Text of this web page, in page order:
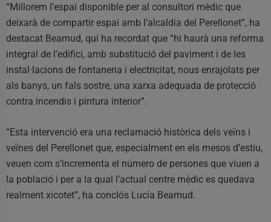
“Millorem l’espai disponible per al consultori mèdic que
deixarà de compartir espai amb l’alcaldia del Perellonet”, ha
destacat Beamud, qui ha recordat que “hi haurà una reforma
integral de l’edifici, amb substitució del paviment i de les
instal·lacions de fontaneria i electricitat, nous enrajolats per
als banys, un fals sostre, una xarxa adequada de protecció
contra incendis i pintura interior”.
“Esta intervenció era una reclamació històrica dels veïns i
veïnes del Perellonet que, especialment en els mesos d’estiu,
veuen com s’incrementa el número de persones que viuen a
la població i per a la qual l’actual centre mèdic es quedava
realment xicotet”, ha conclós Lucía Beamud.